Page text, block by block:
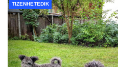
TIZENHETEDIK